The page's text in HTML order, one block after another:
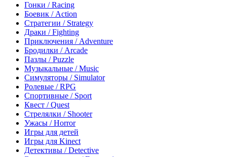
Гонки / Racing
Боевик / Action
Стратегии / Strategy
Драки / Fighting
Приключения / Adventure
Бродилки / Arcade
Пазлы / Puzzle
Музыкальные / Music
Симуляторы / Simulator
Ролевые / RPG
Спортивные / Sport
Квест / Quest
Стрелялки / Shooter
Ужасы / Horror
Игры для детей
Игры для Kinect
Детективы / Detective